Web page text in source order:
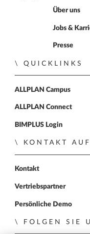
Zur
Über uns
Jobs &
Presse
QUICKLINKS
ALLPLAN Campus
ALLPLAN Connect
BIMPLUS Login
KONTAKT
Kontakt
Vertriebspartner
Persönliche Demo
FOLGEN SIE